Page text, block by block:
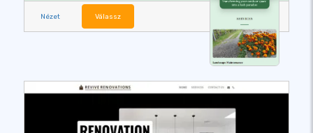
Nézet Válassz